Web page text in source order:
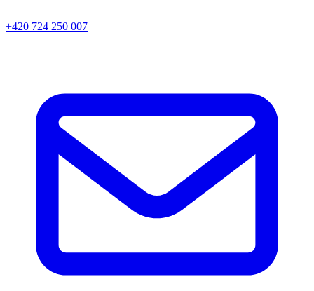
+420 724 250 007